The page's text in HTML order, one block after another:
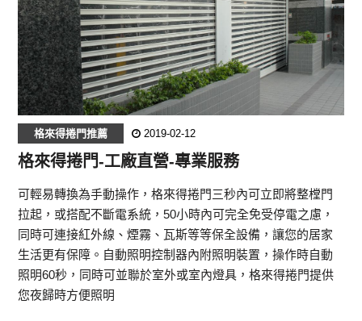
格來得捲門推薦 2019-02-12
格來得捲門-工廠直營-專業服務‎
可輕易轉換為手動操作，格來得捲門三秒內可立即將整樘門
拉起，或搭配不斷電系統，50小時內可完全免受停電之慮，
同時可連接紅外線、煙霧、瓦斯等等保全設備，讓您的居家
生活更有保障。自動照明控制器內附照明裝置，操作時自動
照明60秒，同時可並聯於室外或室內燈具，格來得捲門提供
您夜歸時方便照明